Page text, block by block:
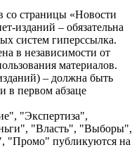
со страницы «Новости
изданий – обязательна
систем гиперссылка.
в независимости от
материалов.
– должна быть
в первом абзаце
"Экспертиза",
"Власть", "Выборы",
"Промо" публикуются на